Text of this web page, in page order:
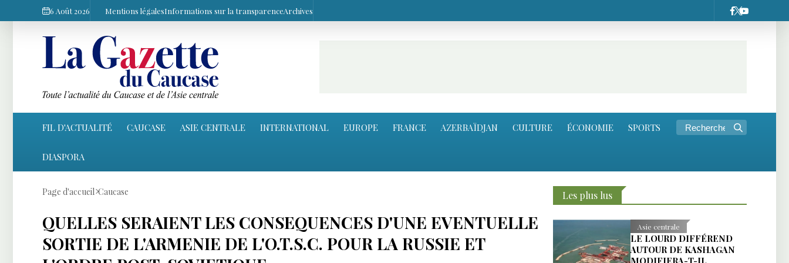
6 Août 2026 Mentions légalesInformations sur la transparenceArchives
FIL D'ACTUALITÉ CAUCASE ASIE CENTRALE INTERNATIONAL EUROPE FRANCE AZERBAÏDJAN CULTURE ÉCONOMIE SPORTS
DIASPORA
Page d'accueil Caucase
QUELLES SERAIENT LES CONSEQUENCES D'UNE EVENTUELLE
SORTIE DE L'ARMENIE DE L'O.T.S.C. POUR LA RUSSIE ET
Les plus lus
Asie centrale
LE LOURD DIFFÉREND
AUTOUR DE KASHAGAN